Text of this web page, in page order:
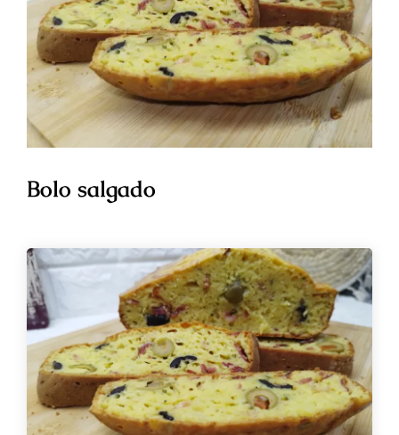
Contactos
Bolo salgado